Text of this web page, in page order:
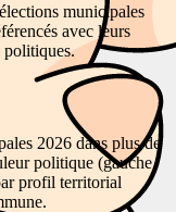
municipales
avec leurs
politiques.
2026 dans plus de
politique (gauche,
profil territorial